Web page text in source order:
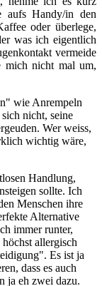
aufs Handy/in den
oder überlege,
was ich eigentlich
vermeide
mich nicht mal um,
wie Anrempeln
nicht, seine
Wer weiss,
wichtig wäre,
Handlung,
sollte. Ich
Menschen ihre
Alternative
immer runter,
allergisch
Es ist ja
dass es auch
ja eh zwei dazu.